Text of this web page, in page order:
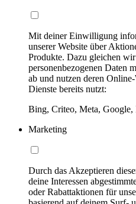
Mit deiner Einwilligung
unserer Website über
Produkte. Dazu gleichen
personenbezogenen Daten
ab und nutzen deren
Dienste bereits nutzt:
Bing, Criteo, Meta,
Marketing
Durch das Akzeptieren
deine Interessen
oder Rabattaktionen für